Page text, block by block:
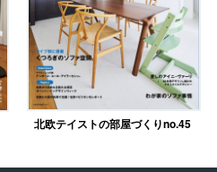
北欧テイストの部屋づくりno.45